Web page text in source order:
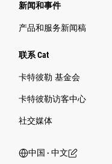
新闻和事件
产品和服务新闻稿
联系 Cat
卡特彼勒 基金会
卡特彼勒访客中心
社交媒体
中国 ‧ 中文